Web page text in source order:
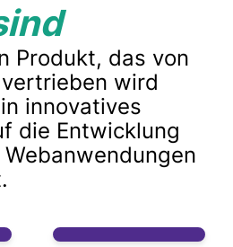
Produkt, das von
wird
innovatives
die Entwicklung